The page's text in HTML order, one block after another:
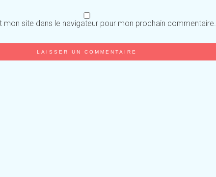
mon site dans le navigateur pour mon prochain commentaire.